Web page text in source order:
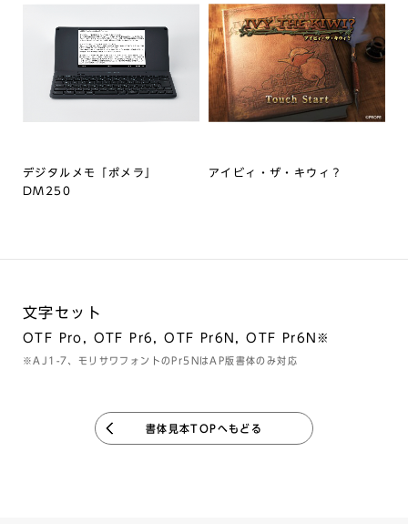
デジタルメモ「ポメラ」
DM250
アイビィ・ザ・キウィ？
文字セット
OTF Pro, OTF Pr6, OTF Pr6N, OTF Pr6N※
※AJ1-7、モリサワフォントのPr5NはAP版書体のみ対応
書体見本TOPへもどる